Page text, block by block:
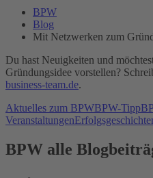
BPW
Blog
Mit Netzwerken zum
Du hast Neuigkeiten und
Gründungsidee vorstellen?
business-team.de.
Aktuelles zum BPWBPW-Tipp
Veranstaltungen
BPW alle